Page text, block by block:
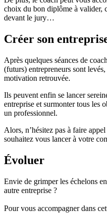
choix du bon diplôme à valider,
devant le jury…
Créer son
Après quelques séances de
(futurs) entrepreneurs sont
motivation retrouvée.
Ils peuvent enfin se lancer
entreprise et surmonter tous les
un professionnel.
Alors, n’hésitez pas à faire
souhaitez vous lancer à votre
Évoluer
Envie de grimper les échelons
autre entreprise ?
Pour vous accompagner dans